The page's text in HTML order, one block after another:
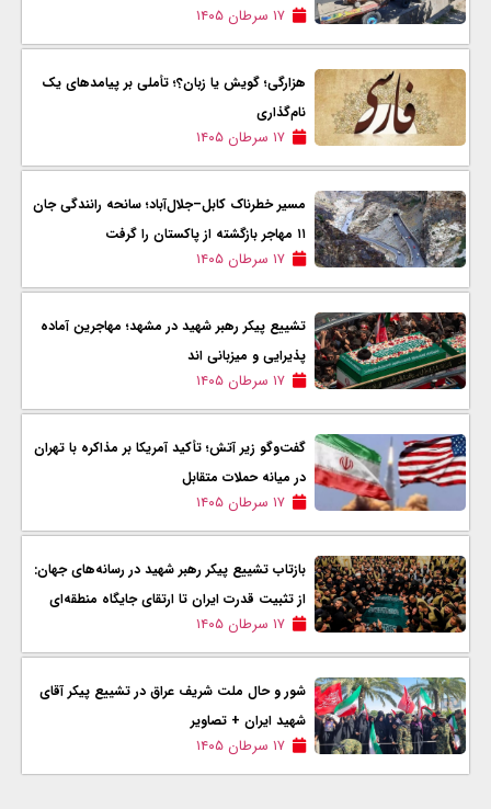
۱۷ سرطان ۱۴۰۵
هزارگی؛ گویش یا زبان؟؛ تأملی بر پیامدهای یک
نام‌گذاری
۱۷ سرطان ۱۴۰۵
مسیر خطرناک کابل–جلال‌آباد؛ سانحه رانندگی جان
۱۱ مهاجر بازگشته از پاکستان را گرفت
۱۷ سرطان ۱۴۰۵
تشییع پیکر رهبر شهید در مشهد؛ مهاجرین آماده
پذیرایی و میزبانی اند
۱۷ سرطان ۱۴۰۵
گفت‌وگو زیر آتش؛ تأکید آمریکا بر مذاکره با تهران
در میانه حملات متقابل
۱۷ سرطان ۱۴۰۵
بازتاب تشییع پیکر رهبر شهید در رسانه‌های جهان:
از تثبیت قدرت ایران تا ارتقای جایگاه منطقه‌ای
۱۷ سرطان ۱۴۰۵
شور و حال ملت شریف عراق در تشییع پیکر آقای
شهید ایران + تصاویر
۱۷ سرطان ۱۴۰۵